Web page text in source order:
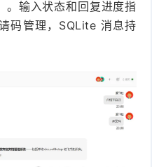
。输入状态和回复进度指
码管理，SQLite 消息持